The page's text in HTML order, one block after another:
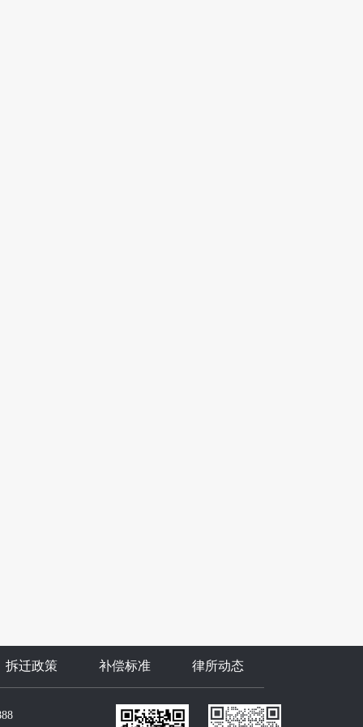
拆迁政策 补偿标准 律所动态